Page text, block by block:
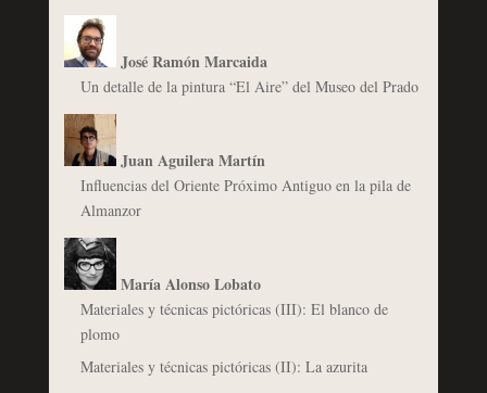
José Ramón Marcaida
Un detalle de la pintura “El Aire” del Museo del Prado
Juan Aguilera Martín
Influencias del Oriente Próximo Antiguo en la pila de
Almanzor
María Alonso Lobato
Materiales y técnicas pictóricas (III): El blanco de
plomo
Materiales y técnicas pictóricas (II): La azurita